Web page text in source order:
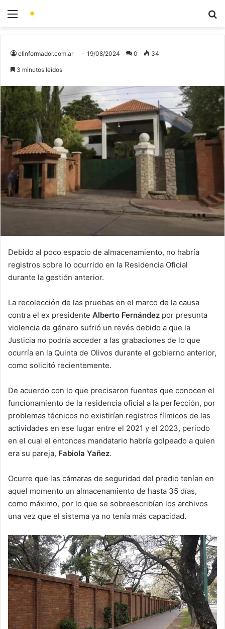
elinformador.com.ar 19/08/2024 0 34
3 minutos leídos
Debido al poco espacio de almacenamiento, no habría
registros sobre lo ocurrido en la Residencia Oficial
durante la gestión anterior.
La recolección de las pruebas en el marco de la causa
contra el ex presidente Alberto Fernández por presunta
violencia de género sufrió un revés debido a que la
Justicia no podría acceder a las grabaciones de lo que
ocurría en la Quinta de Olivos durante el gobierno anterior,
como solicitó recientemente.
De acuerdo con lo que precisaron fuentes que conocen el
funcionamiento de la residencia oficial a la perfección, por
problemas técnicos no existirían registros fílmicos de las
actividades en ese lugar entre el 2021 y el 2023, periodo
en el cual el entonces mandatario habría golpeado a quien
era su pareja, Fabiola Yañez.
Ocurre que las cámaras de seguridad del predio tenían en
aquel momento un almacenamiento de hasta 35 días,
como máximo, por lo que se sobreescribían los archivos
una vez que el sistema ya no tenía más capacidad.